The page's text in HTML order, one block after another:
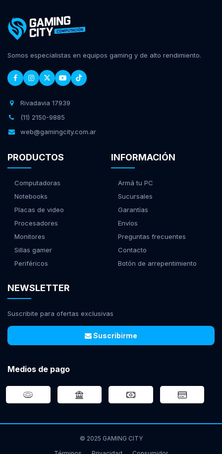
Somos especialistas en equipos gaming y de alto rendimiento.
Rivadavia 17939
(11) 2150-9885
web@gamingcity.com.ar
PRODUCTOS
Computadoras
Notebooks
Placas de video
Procesadores
Monitores
Sillas gamer
Periféricos
INFORMACIÓN
Armá tu PC
Sucursales
Garantías
Envíos
Preguntas frecuentes
Contacto
Botón de arrepentimiento
NEWSLETTER
Suscribite para ofertas exclusivas
Suscribirme
Medios de pago
© 2025 GAMING CITY